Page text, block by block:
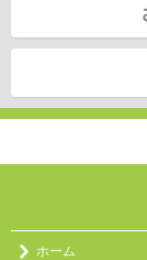
ホーム